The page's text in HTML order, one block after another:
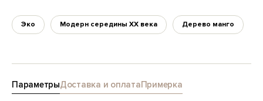
Эко Модерн середины XX века Дерево манго
ПараметрыДоставка и оплатаПримерка